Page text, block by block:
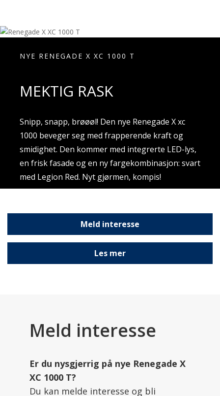
NYE RENEGADE X XC 1000 T
MEKTIG RASK
Snipp, snapp, brøøøl! Den nye Renegade X xc
1000 beveger seg med frapperende kraft og
smidighet. Den kommer med integrerte LED-lys,
en frisk fasade og en ny fargekombinasjon: svart
med Legion Red. Nyt gjørmen, kompis!
Meld interesse
Les mer
Meld interesse
Er du nysgjerrig på nye Renegade X
XC 1000 T?
Du kan melde interesse og bli